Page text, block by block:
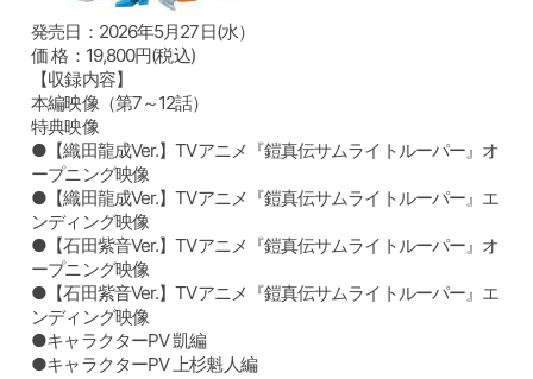
発売日：2026年5月27日(水）
価 格：19,800円(税込)
【収録内容】
本編映像（第7～12話）
特典映像
●【織田龍成Ver.】TVアニメ『鎧真伝サムライトルーパー』オ
ープニング映像
●【織田龍成Ver.】TVアニメ『鎧真伝サムライトルーパー』エ
ンディング映像
●【石田紫音Ver.】TVアニメ『鎧真伝サムライトルーパー』オ
ープニング映像
●【石田紫音Ver.】TVアニメ『鎧真伝サムライトルーパー』エ
ンディング映像
●キャラクターPV 凱編
●キャラクターPV 上杉魁人編